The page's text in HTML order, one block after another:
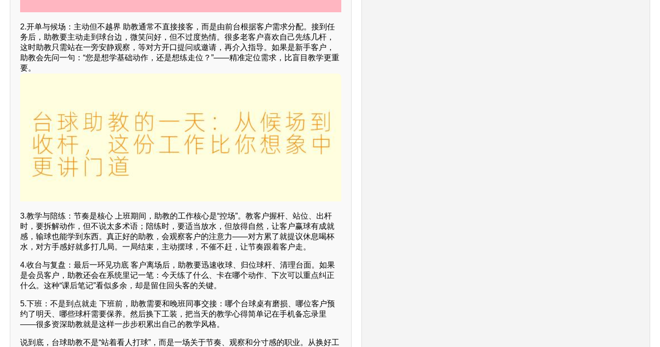
2.开单与候场：主动但不越界 助教通常不直接接客，而是由前台根据客户需求分配。接到任
务后，助教要主动走到球台边，微笑问好，但不过度热情。很多老客户喜欢自己先练几杆，
这时助教只需站在一旁安静观察，等对方开口提问或邀请，再介入指导。如果是新手客户，
助教会先问一句：“您是想学基础动作，还是想练走位？”——精准定位需求，比盲目教学更重
要。
3.教学与陪练：节奏是核心 上班期间，助教的工作核心是“控场”。教客户握杆、站位、出杆
时，要拆解动作，但不说太多术语；陪练时，要适当放水，但放得自然，让客户赢球有成就
感，输球也能学到东西。真正好的助教，会观察客户的注意力——对方累了就提议休息喝杯
水，对方手感好就多打几局。一局结束，主动摆球，不催不赶，让节奏跟着客户走。
4.收台与复盘：最后一环见功底 客户离场后，助教要迅速收球、归位球杆、清理台面。如果
是会员客户，助教还会在系统里记一笔：今天练了什么、卡在哪个动作、下次可以重点纠正
什么。这种“课后笔记”看似多余，却是留住回头客的关键。
5.下班：不是到点就走 下班前，助教需要和晚班同事交接：哪个台球桌有磨损、哪位客户预
约了明天、哪些球杆需要保养。然后换下工装，把当天的教学心得简单记在手机备忘录里
——很多资深助教就是这样一步步积累出自己的教学风格。
说到底，台球助教不是“站着看人打球”，而是一场关于节奏、观察和分寸感的职业。从换好工